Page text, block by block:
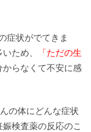
症状がでてきま
ため、
「ただの生
からなくて不安に感
の体にどんな症状
検査薬の反応のこ